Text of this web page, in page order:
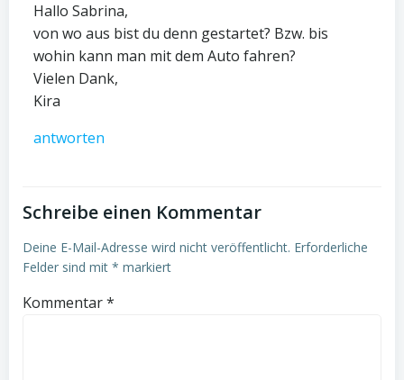
Hallo Sabrina,
von wo aus bist du denn gestartet? Bzw. bis
wohin kann man mit dem Auto fahren?
Vielen Dank,
Kira
antworten
Schreibe einen Kommentar
Deine E-Mail-Adresse wird nicht veröffentlicht. Erforderliche
Felder sind mit * markiert
Kommentar*